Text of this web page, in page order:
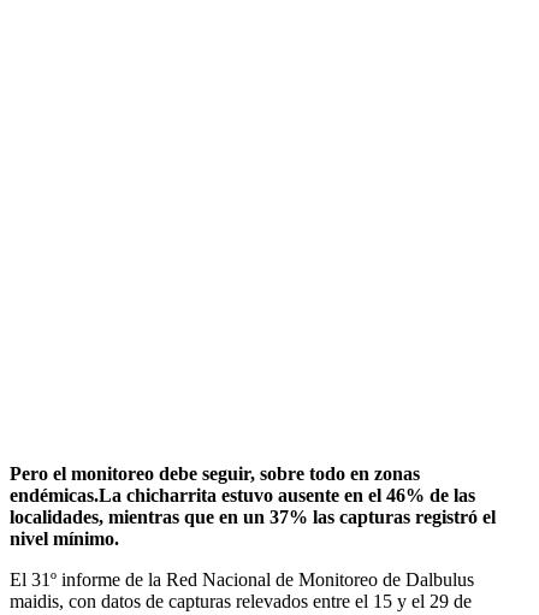
Pero el monitoreo debe seguir, sobre todo en zonas
endémicas.La chicharrita estuvo ausente en el 46% de las
localidades, mientras que en un 37% las capturas registró el
nivel mínimo.
El 31º informe de la Red Nacional de Monitoreo de Dalbulus
maidis, con datos de capturas relevados entre el 15 y el 29 de